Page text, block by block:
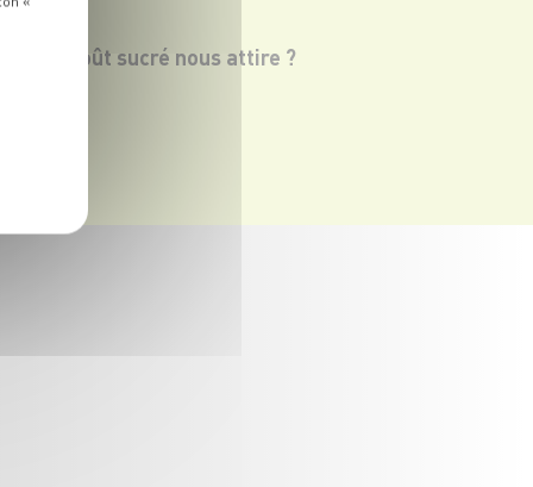
le goût sucré nous attire ?